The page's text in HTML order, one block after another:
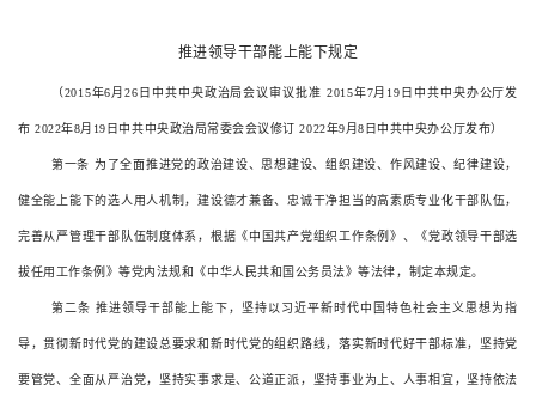
推进领导干部能上能下规定
（2015年6月26 日中共中央政治局会议审议批准 2015年7月 19 日中共中央办公厅发
布2022年8月 19 日中共中央政治局常委会会议修订2022年9月8 日中共中央办公厅发布）
第一条 为了全面推进党的政治建设、思想建设、组织建设、作风建设、纪律建设，
健全能上能下的选人用人机制，建设德才兼备、忠诚干净担当的高素质专业化干部队伍，
完善从严管理干部队伍制度体系，根据《中国共产党组织工作条例》、《党政领导干部选
拔任用工作条例》等党内法规和《中华人民共和国公务员法》等法律，制定本规定。
第二条 推进领导干部能上能下，坚持以习近平新时代中国特色社会主义思想为指
导，贯彻新时代党的建设总要求和新时代党的组织路线，落实新时代好干部标准，坚持党
要管党、全面从严治党，坚持实事求是、公道正派，坚持事业为上、人事相宜，坚持依法